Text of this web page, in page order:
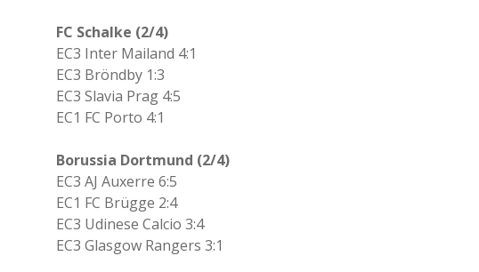
FC Schalke (2/4)
EC3 Inter Mailand 4:1
EC3 Bröndby 1:3
EC3 Slavia Prag 4:5
EC1 FC Porto 4:1
Borussia Dortmund (2/4)
EC3 AJ Auxerre 6:5
EC1 FC Brügge 2:4
EC3 Udinese Calcio 3:4
EC3 Glasgow Rangers 3:1